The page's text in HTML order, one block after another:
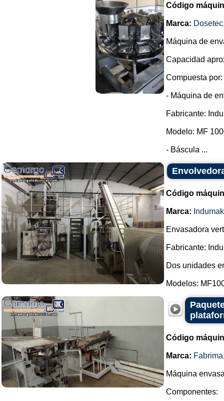
Código
Marca: Dosetec
Máquina de
Capacidad
Compuesta por:
- Máquina de
Fabricante:
Modelo: MF
- Báscula ...
Código
Marca: Indumak
Envasadora
Fabricante:
Dos unidades
Modelos:
Código
Marca: Fabrima
Máquina
Componentes: